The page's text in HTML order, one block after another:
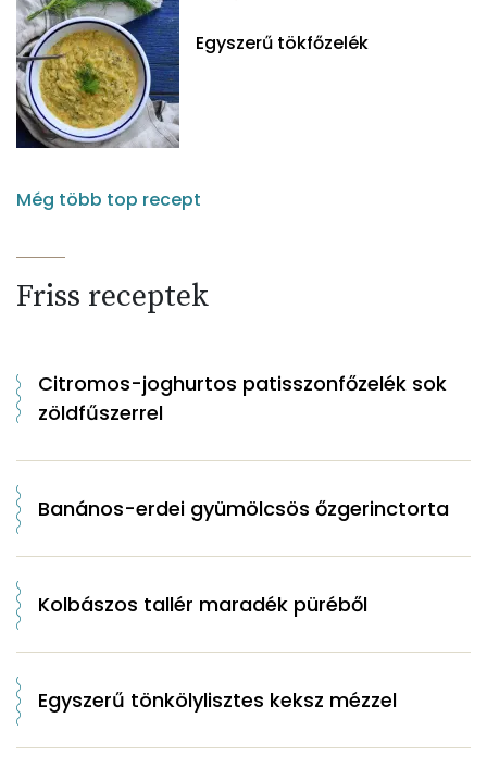
Egyszerű tökfőzelék
Még több top recept
Friss receptek
Citromos-joghurtos patisszonfőzelék sok
zöldfűszerrel
Banános-erdei gyümölcsös őzgerinctorta
Kolbászos tallér maradék püréből
Egyszerű tönkölylisztes keksz mézzel